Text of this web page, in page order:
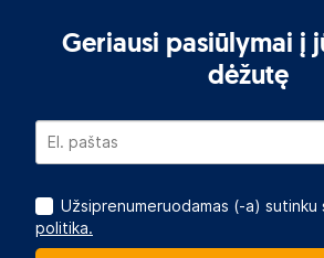
Geriausi pasiūlymai į
dėžutę
Užsiprenumeruodamas (-a) sutinku
politika.